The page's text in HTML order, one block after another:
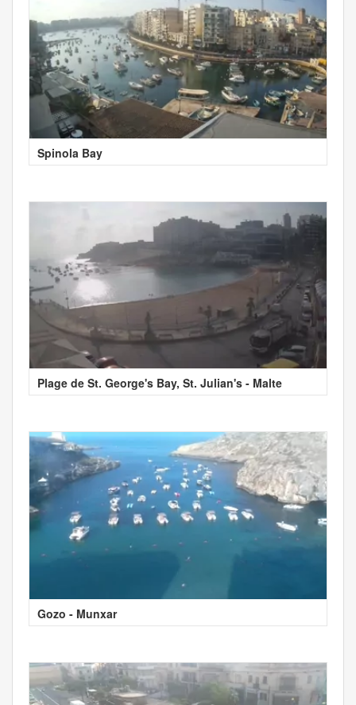
Spinola Bay
Plage de St. George's Bay, St. Julian's - Malte
Gozo - Munxar